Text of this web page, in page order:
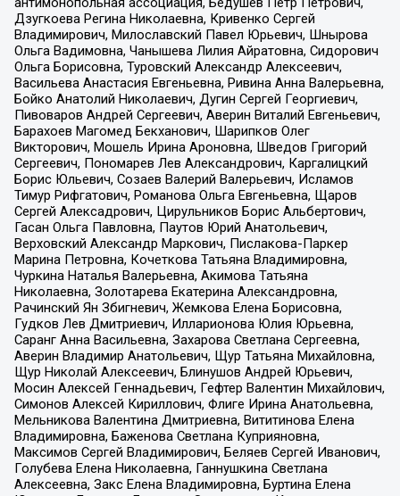
Дзугкоева Регина Николаевна, Кривенко Сергей
Владимирович, Милославский Павел Юрьевич, Шнырова
Ольга Вадимовна, Чанышева Лилия Айратовна, Сидорович
Ольга Борисовна, Туровский Александр Алексеевич,
Васильева Анастасия Евгеньевна, Ривина Анна Валерьевна,
Бойко Анатолий Николаевич, Дугин Сергей Георгиевич,
Пивоваров Андрей Сергеевич, Аверин Виталий Евгеньевич,
Барахоев Магомед Бекханович, Шарипков Олег
Викторович, Мошель Ирина Ароновна, Шведов Григорий
Сергеевич, Пономарев Лев Александрович, Каргалицкий
Борис Юльевич, Созаев Валерий Валерьевич, Исламов
Тимур Рифгатович, Романова Ольга Евгеньевна, Щаров
Сергей Алексадрович, Цирульников Борис Альбертович,
Гасан Ольга Павловна, Паутов Юрий Анатольевич,
Верховский Александр Маркович, Пислакова-Паркер
Марина Петровна, Кочеткова Татьяна Владимировна,
Чуркина Наталья Валерьевна, Акимова Татьяна
Николаевна, Золотарева Екатерина Александровна,
Рачинский Ян Збигневич, Жемкова Елена Борисовна,
Гудков Лев Дмитриевич, Илларионова Юлия Юрьевна,
Саранг Анна Васильевна, Захарова Светлана Сергеевна,
Аверин Владимир Анатольевич, Щур Татьяна Михайловна,
Щур Николай Алексеевич, Блинушов Андрей Юрьевич,
Мосин Алексей Геннадьевич, Гефтер Валентин Михайлович,
Симонов Алексей Кириллович, Флиге Ирина Анатольевна,
Мельникова Валентина Дмитриевна, Вититинова Елена
Владимировна, Баженова Светлана Куприяновна,
Максимов Сергей Владимирович, Беляев Сергей Иванович,
Голубева Елена Николаевна, Ганнушкина Светлана
Алексеевна, Закс Елена Владимировна, Буртина Елена